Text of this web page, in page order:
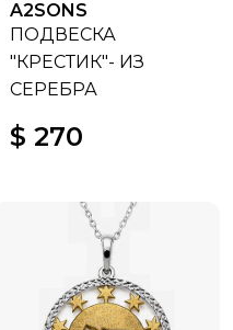
A2SONS
ПОДВЕСКА
"КРЕСТИК"- ИЗ
СЕРЕБРА
$ 270